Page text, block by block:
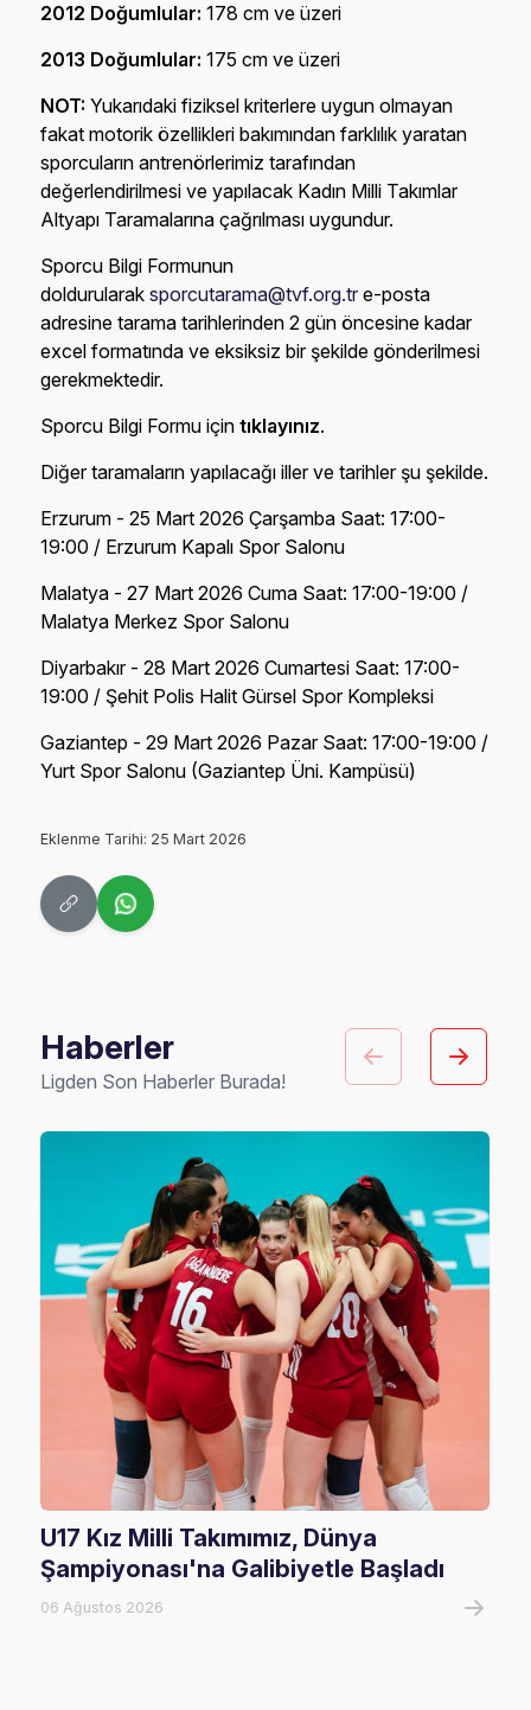
2012 Doğumlular: 178 cm ve üzeri
2013 Doğumlular: 175 cm ve üzeri
NOT: Yukarıdaki fiziksel kriterlere uygun olmayan
fakat motorik özellikleri bakımından farklılık yaratan
sporcuların antrenörlerimiz tarafından
değerlendirilmesi ve yapılacak Kadın Milli Takımlar
Altyapı Taramalarına çağrılması uygundur.
Sporcu Bilgi Formunun
doldurularaksporcutarama@tvf.org.tr e-posta
adresine tarama tarihlerinden 2 gün öncesine kadar
excel formatında ve eksiksiz bir şekilde gönderilmesi
gerekmektedir.
Sporcu Bilgi Formu içintıklayınız.
Diğer taramaların yapılacağı iller ve tarihler şu şekilde.
Erzurum - 25 Mart 2026 Çarşamba Saat: 17:00-
19:00 / Erzurum Kapalı Spor Salonu
Malatya - 27 Mart 2026 Cuma Saat: 17:00-19:00 /
Malatya Merkez Spor Salonu
Diyarbakır - 28 Mart 2026 Cumartesi Saat: 17:00-
19:00 / Şehit Polis Halit Gürsel Spor Kompleksi
Gaziantep - 29 Mart 2026 Pazar Saat: 17:00-19:00 /
Yurt Spor Salonu (Gaziantep Üni. Kampüsü)
Eklenme Tarihi: 25 Mart 2026
Haberler
Ligden Son Haberler Burada!
U17 Kız Milli Takımımız, Dünya
Şampiyonası'na Galibiyetle Başladı
06 Ağustos 2026